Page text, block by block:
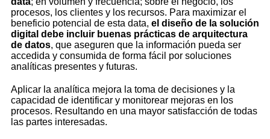
procesos, los clientes y los recursos. Para maximizar el
beneficio potencial de esta data, el diseño de la solución
digital debe incluir buenas prácticas de arquitectura
de datos, que aseguren que la información pueda ser
accedida y consumida de forma fácil por soluciones
analíticas presentes y futuras.
Aplicar la analítica mejora la toma de decisiones y la
capacidad de identificar y monitorear mejoras en los
procesos. Resultando en una mayor satisfacción de todas
las partes interesadas.